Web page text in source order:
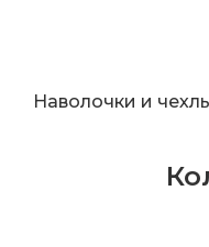
Наволочки и